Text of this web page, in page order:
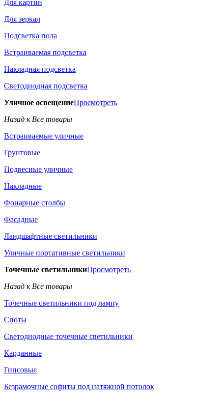
Для картин
Для зеркал
Подсветка пола
Встраиваемая подсветка
Накладная подсветка
Светодиодная подсветка
Уличное освещениеПросмотреть
Назад к Все товары
Встраиваемые уличные
Грунтовые
Подвесные уличные
Накладные
Фонарные столбы
Фасадные
Ландшафтные светильники
Уличные портативные светильники
Точечные светильникиПросмотреть
Назад к Все товары
Точечные светильники под лампу
Споты
Светодиодные точечные светильники
Карданные
Гипсовые
Безрамочные софиты под натяжной потолок